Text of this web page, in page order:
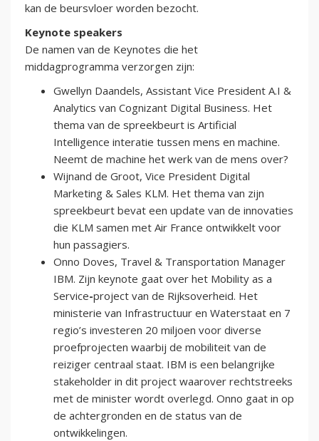
kan de beursvloer worden bezocht.
Keynote speakers
De namen van de Keynotes die het
middagprogramma verzorgen zijn:
Gwellyn Daandels, Assistant Vice President A.I &
Analytics van Cognizant Digital Business. Het
thema van de spreekbeurt is Artificial
Intelligence interatie tussen mens en machine.
Neemt de machine het werk van de mens over?
Wijnand de Groot, Vice President Digital
Marketing & Sales KLM. Het thema van zijn
spreekbeurt bevat een update van de innovaties
die KLM samen met Air France ontwikkelt voor
hun passagiers.
Onno Doves, Travel & Transportation Manager
IBM. Zijn keynote gaat over het Mobility as a
Service-project van de Rijksoverheid. Het
ministerie van Infrastructuur en Waterstaat en 7
regio’s investeren 20 miljoen voor diverse
proefprojecten waarbij de mobiliteit van de
reiziger centraal staat. IBM is een belangrijke
stakeholder in dit project waarover rechtstreeks
met de minister wordt overlegd. Onno gaat in op
de achtergronden en de status van de
ontwikkelingen.